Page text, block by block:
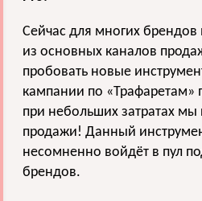
Сейчас для многих
из основных каналов
пробовать новые
кампании по «Трафаретам»
при небольших затратах мы
продажи! Данный
несомненно войдёт в пул
брендов.